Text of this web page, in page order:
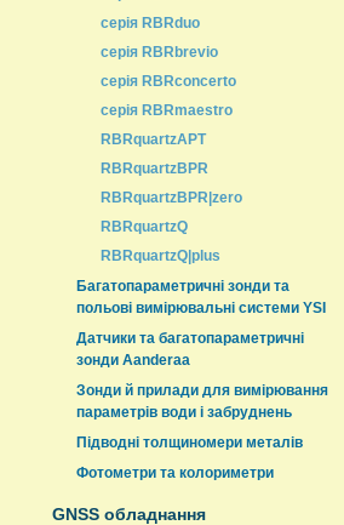
серія RBRduo
серія RBRbrevio
серія RBRconcerto
серія RBRmaestro
RBRquartzAPT
RBRquartzBPR
RBRquartzBPR|zero
RBRquartzQ
RBRquartzQ|plus
Багатопараметричні зонди та
польові вимірювальні системи YSI
Датчики та багатопараметричні
зонди Aanderaa
Зонди й прилади для вимірювання
параметрів води і забруднень
Підводні толщиномери металів
Фотометри та колориметри
GNSS обладнання